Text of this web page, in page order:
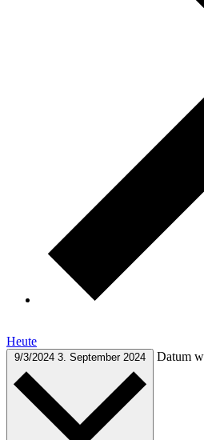
Heute
9/3/2024 3. September 2024 Datum